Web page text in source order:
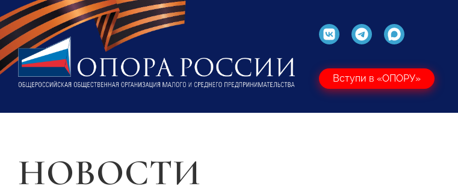
Вступи в «ОПОРУ»
НОВОСТИ